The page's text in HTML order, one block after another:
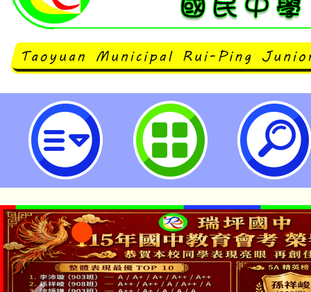
桃園市社區營養推廣中心宣傳紅包
市立瑞坪國民中學